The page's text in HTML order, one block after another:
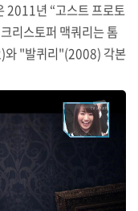
changed is everythi
2011년 “고스트 프로토
리스토퍼 맥쿼리는 톰
와 "발퀴리"(2008) 각본
면이자 트레일러에도
촬영했는데 무려 8번
말 전형적인 전개이기
금 길게 느껴질 수 있
다. 따지자면 MI 1편(19
하게 말해서 2편 오우